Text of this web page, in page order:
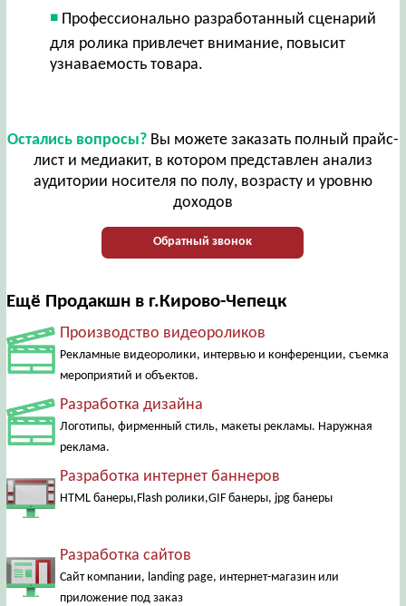
Профессионально разработанный сценарий
для ролика привлечет внимание, повысит
узнаваемость товара.
Остались вопросы?Вы можете заказать полный прайс-
лист и медиакит, в котором представлен анализ
аудитории носителя по полу, возрасту и уровню
доходов
Обратный звонок
Ещё Продакшн в г.Кирово-Чепецк
Производство видеороликов
Рекламные видеоролики, интервью и конференции, съемка
мероприятий и объектов.
Разработка дизайна
Логотипы, фирменный стиль, макеты рекламы. Наружная
реклама.
Разработка интернет баннеров
HTML банеры,Flash ролики,GIF банеры, jpg банеры
Разработка сайтов
Сайт компании, landing page, интернет-магазин или
приложение под заказ